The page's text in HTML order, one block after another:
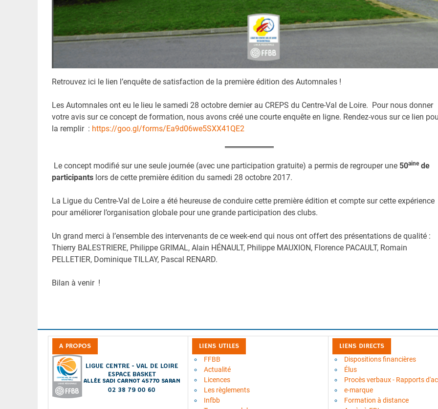
Retrouvez ici le lien l’enquête de satisfaction de la première édition des Automnales !
Les Automnales ont eu le lieu le samedi 28 octobre dernier au CREPS du Centre-Val de Loire. Pour nous donner
votre avis sur ce concept de formation, nous avons créé une courte enquête en ligne. Rendez-vous sur ce lien
la remplir : https://goo.gl/forms/Ea9d06we5SXX41QE2
Le concept modifié sur une seule journée (avec une participation gratuite) a permis de regrouper une 50ainede
participantslors de cette première édition du samedi 28 octobre 2017.
La Ligue du Centre-Val de Loire a été heureuse de conduire cette première édition et compte sur cette expérience
pour améliorer l’organisation globale pour une grande participation des clubs.
Un grand merci à l’ensemble des intervenants de ce week-end qui nous ont offert des présentations de qualité :
Thierry BALESTRIERE, Philippe GRIMAL, Alain HÉNAULT, Philippe MAUXION, Florence PACAULT, Romain
PELLETIER, Dominique TILLAY, Pascal RENARD.
Bilan à venir !
A PROPOS LIENS UTILES
FFBB
Actualité
Licences
Les règlements
Infbb
LIENS DIRECTS
Dispositions financières
Élus
Procès verbaux - Rapports
e-marque
Formation à distance